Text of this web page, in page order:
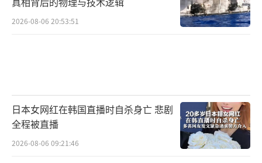
2026-08-06 20:53:51
日本女网红在韩国直播时自杀身亡 悲剧
全程被直播
2026-08-06 09:21:46